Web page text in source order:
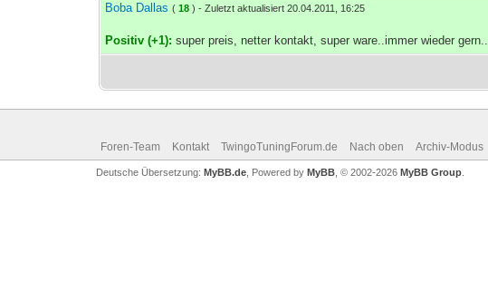
Boba Dallas (18 ) - Zuletzt aktualisiert 20.04.2011, 16:25
Positiv (+1): super preis, netter kontakt, super ware..immer wieder gern..
Foren-Team Kontakt TwingoTuningForum.de Nach oben Archiv-Modus
Deutsche Übersetzung: MyBB.de, Powered by MyBB, © 2002-2026 MyBB Group.